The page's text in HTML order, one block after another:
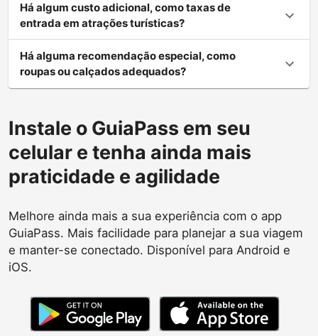
Há algum custo adicional, como taxas de
entrada em atrações turísticas?
Há alguma recomendação especial, como
roupas ou calçados adequados?
Instale o GuiaPass em seu
celular e tenha ainda mais
praticidade e agilidade
Melhore ainda mais a sua experiência com o app
GuiaPass. Mais facilidade para planejar a sua viagem
e manter-se conectado. Disponível para Android e
iOS.